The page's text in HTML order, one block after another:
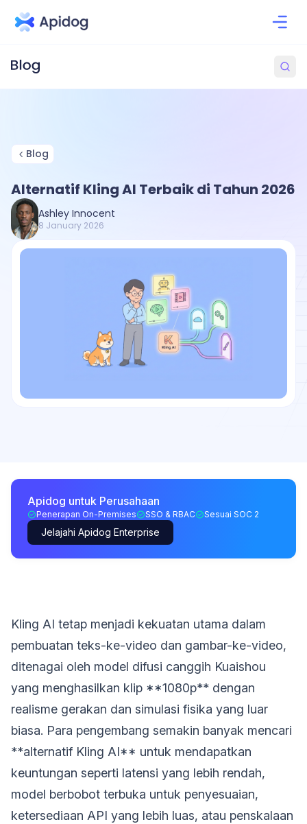
Blog
Alternatif Kling AI Terbaik di Tahun 2026
Ashley Innocent
8 January 2026
Apidog untuk Perusahaan
Penerapan On-Premises SSO & RBAC Sesuai SOC 2
Jelajahi Apidog Enterprise
Kling AI tetap menjadi kekuatan utama dalam
pembuatan teks-ke-video dan gambar-ke-video,
ditenagai oleh model difusi canggih Kuaishou
yang menghasilkan klip **1080p** dengan
realisme gerakan dan simulasi fisika yang luar
biasa. Para pengembang semakin banyak mencari
**alternatif Kling AI** untuk mendapatkan
keuntungan seperti latensi yang lebih rendah,
model berbobot terbuka untuk penyesuaian,
ketersediaan API yang lebih luas, atau penskalaan